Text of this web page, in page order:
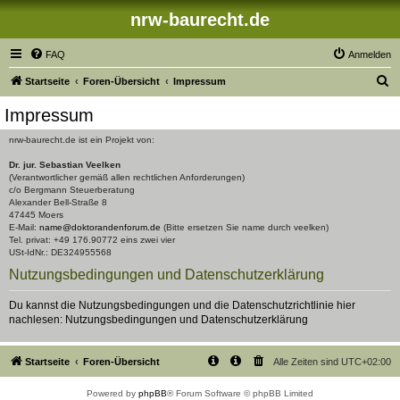
nrw-baurecht.de
FAQ Anmelden
Startseite Foren-Übersicht Impressum
Impressum
nrw-baurecht.de ist ein Projekt von:
Dr. jur. Sebastian Veelken
(Verantwortlicher gemäß allen rechtlichen Anforderungen)
c/o Bergmann Steuerberatung
Alexander Bell-Straße 8
47445 Moers
E-Mail: name@doktorandenforum.de (Bitte ersetzen Sie name durch veelken)
Tel. privat: +49 176.90772 eins zwei vier
USt-IdNr.: DE324955568
Nutzungsbedingungen und Datenschutzerklärung
Du kannst die Nutzungsbedingungen und die Datenschutzrichtlinie hier
nachlesen: Nutzungsbedingungen und Datenschutzerklärung
Startseite Foren-Übersicht Alle Zeiten sind UTC+02:00
Powered by phpBB® Forum Software © phpBB Limited